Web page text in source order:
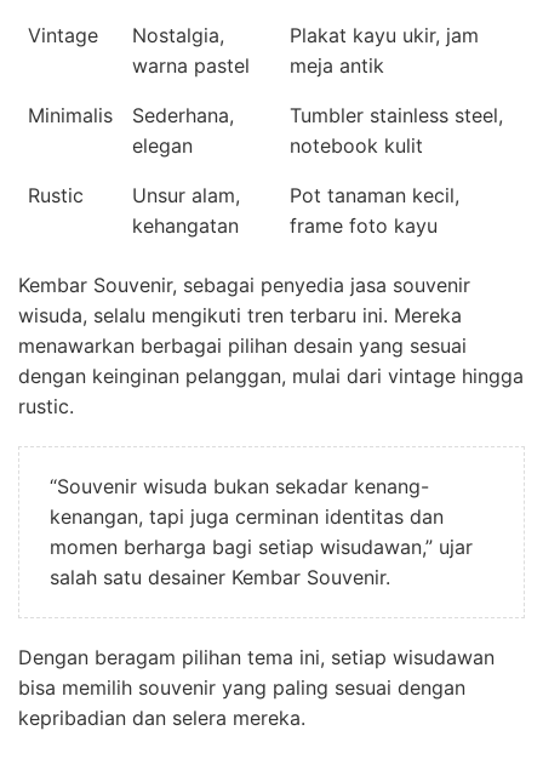
Vintage
Nostalgia,
warna pastel
Plakat kayu ukir, jam
meja antik
Minimalis
Sederhana,
elegan
Tumbler stainless steel,
notebook kulit
Rustic
Unsur alam,
kehangatan
Pot tanaman kecil,
frame foto kayu
Kembar Souvenir, sebagai penyedia jasa souvenir
wisuda, selalu mengikuti tren terbaru ini. Mereka
menawarkan berbagai pilihan desain yang sesuai
dengan keinginan pelanggan, mulai dari vintage hingga
rustic.
“Souvenir wisuda bukan sekadar kenang-
kenangan, tapi juga cerminan identitas dan
momen berharga bagi setiap wisudawan,” ujar
salah satu desainer Kembar Souvenir.
Dengan beragam pilihan tema ini, setiap wisudawan
bisa memilih souvenir yang paling sesuai dengan
kepribadian dan selera mereka.